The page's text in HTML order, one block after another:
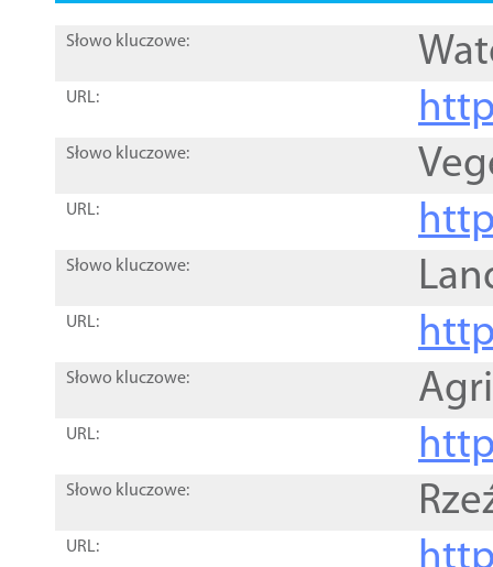
Słowo kluczowe:
URL:
Słowo kluczowe:
URL:
Słowo kluczowe:
URL:
Słowo kluczowe:
URL:
Słowo kluczowe:
URL: